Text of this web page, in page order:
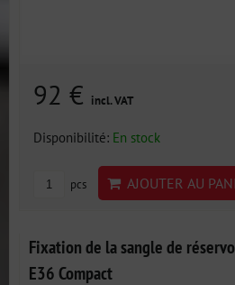
92 € incl. VAT
Disponibilité: En stock
pcs AJOUTER AU
Fixation de la sangle de
E36 Compact